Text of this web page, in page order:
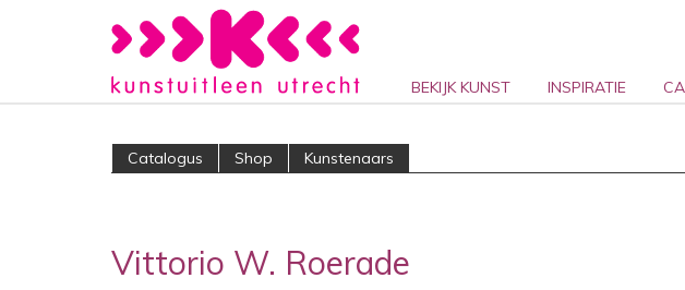
BEKIJK KUNST INSPIRATIE
Catalogus Shop Kunstenaars
Vittorio W. Roerade